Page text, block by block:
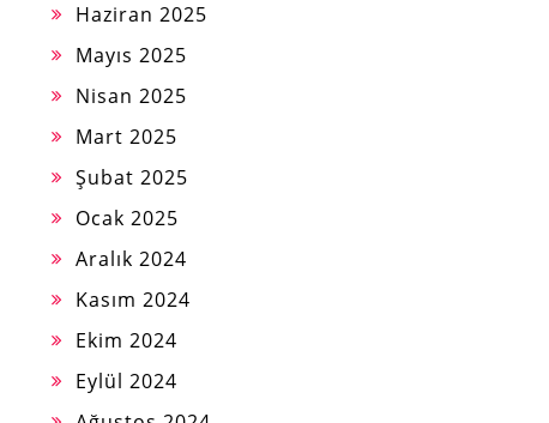
Haziran 2025
Mayıs 2025
Nisan 2025
Mart 2025
Şubat 2025
Ocak 2025
Aralık 2024
Kasım 2024
Ekim 2024
Eylül 2024